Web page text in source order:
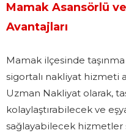
Mamak Asansörlü
Avantajları
Mamak ilçesinde taşınma
sigortalı nakliyat hizmeti
Uzman Nakliyat olarak,
kolaylaştırabilecek ve
sağlayabilecek hizmetler